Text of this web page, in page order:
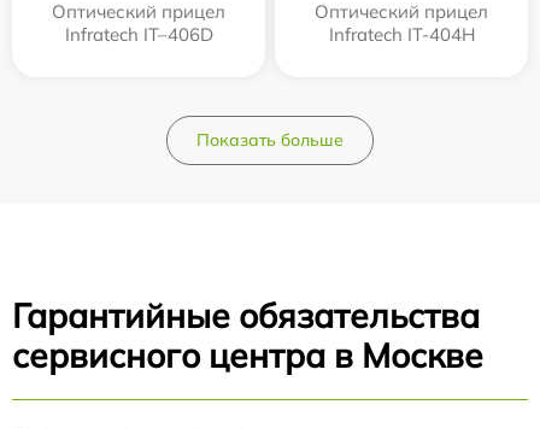
Оптический прицел
Infratech IT–406D
Оптический прицел
Infratech IT-404H
Показать больше
Гарантийные обязательства
сервисного центра в Москве